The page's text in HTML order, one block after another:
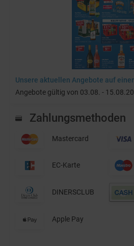
Unsere aktuellen Angebote auf
Angebote gültig von 03.08. -
Zahlungsmethoden
Mastercard
EC-Karte
DINERSCLUB
Apple Pay